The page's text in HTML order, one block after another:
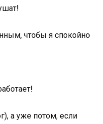
чтобы я спокойно
а уже потом, если